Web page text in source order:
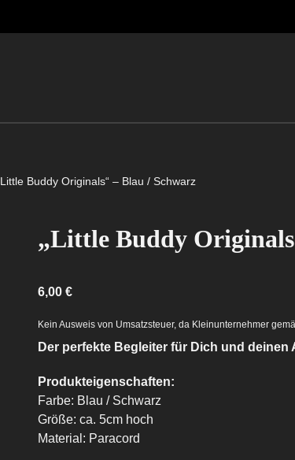
„Little Buddy Originals“ – Blau / Schwarz
„Little Buddy
6,00€
Kein Ausweis von Umsatzsteuer, da Kleinunternehmer
Der perfekte Begleiter für Dich und deinen
Produkteigenschaften:
Farbe: Blau / Schwarz
Größe: ca. 5cm hoch
Material: Paracord